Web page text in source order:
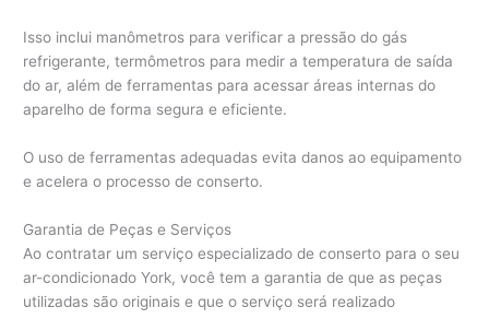
Isso inclui manômetros para verificar a pressão do gás
refrigerante, termômetros para medir a temperatura de saída
do ar, além de ferramentas para acessar áreas internas do
aparelho de forma segura e eficiente.
O uso de ferramentas adequadas evita danos ao equipamento
e acelera o processo de conserto.
Garantia de Peças e Serviços
Ao contratar um serviço especializado de conserto para o seu
ar-condicionado York, você tem a garantia de que as peças
utilizadas são originais e que o serviço será realizado